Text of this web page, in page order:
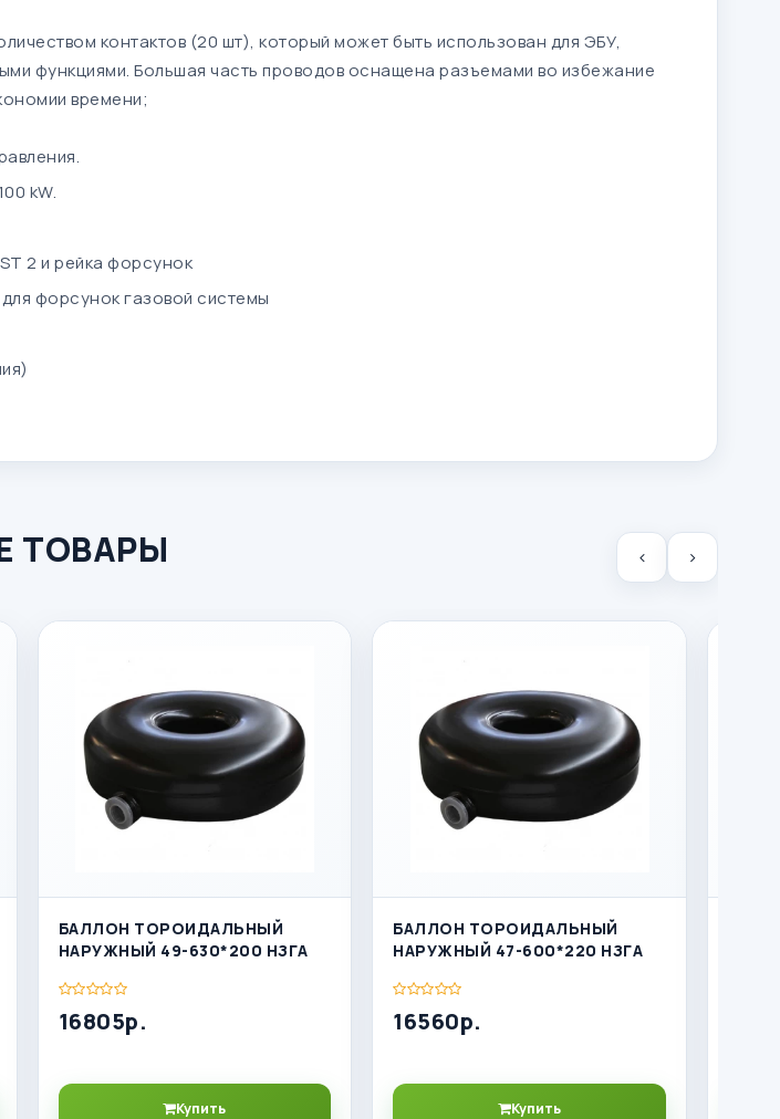
контактов (20 шт), который может быть использован для ЭБУ,
функциями. Большая часть проводов оснащена разъемами во избежание
времени;
kW.
2 и рейка форсунок
форсунок газовой системы
ТОВАРЫ
БАЛЛОН ТОРОИДАЛЬНЫЙ
НАРУЖНЫЙ 49-630*200 НЗГА
16805р.
Купить
БАЛЛОН ТОРОИДАЛЬНЫЙ
НАРУЖНЫЙ 47-600*220 НЗГА
16560р.
Купить